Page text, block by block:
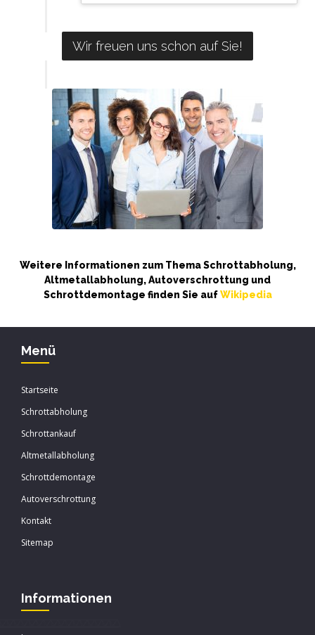
Wir freuen uns schon auf Sie!
Weitere Informationen zum Thema Schrottabholung,
Altmetallabholung, Autoverschrottung und
Schrottdemontage finden Sie aufWikipedia
Menü
Startseite
Schrottabholung
Schrottankauf
Altmetallabholung
Schrottdemontage
Autoverschrottung
Kontakt
Sitemap
Informationen